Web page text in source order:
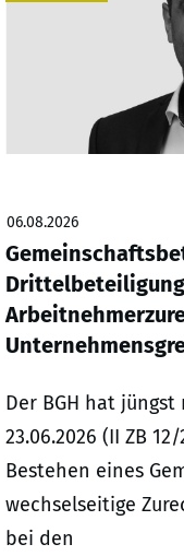
06.08.2026
Der BGH hat
23.06.2026 (II ZB
Bestehen eines
wechselseitige
bei den